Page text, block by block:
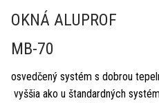
OKNÁ ALUPROF
MB-70
osvedčený systém s dobrou
vyššia ako u štandardných